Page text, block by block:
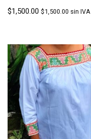
$1,500.00 $1,500.00 sin IVA